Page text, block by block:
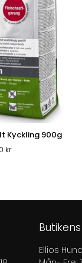
PÄLS & VÅRD
PÄLSVÅRD
KATT
KATTFODER
TORRFODER
Kyckling 900g
kr
Ellios